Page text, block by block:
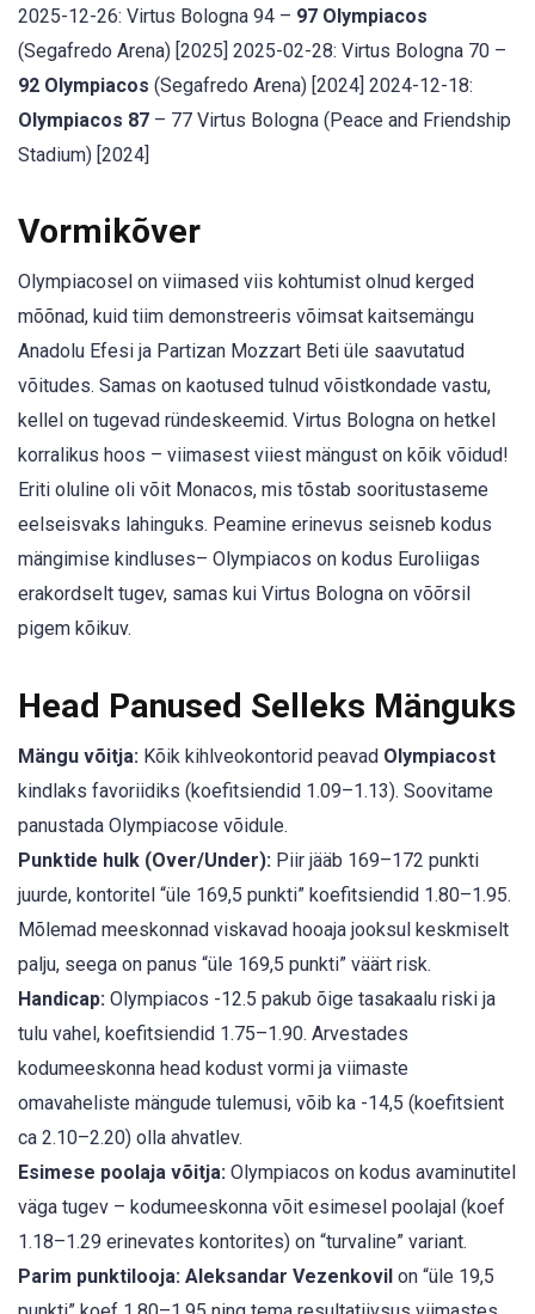
2025-12-26: Virtus Bologna 94 – 97 Olympiacos
(Segafredo Arena) [2025] 2025-02-28: Virtus Bologna 70 –
92 Olympiacos (Segafredo Arena) [2024] 2024-12-18:
Olympiacos 87 – 77 Virtus Bologna (Peace and Friendship
Stadium) [2024]
Vormikõver
Olympiacosel on viimased viis kohtumist olnud kerged
mõõnad, kuid tiim demonstreeris võimsat kaitsemängu
Anadolu Efesi ja Partizan Mozzart Beti üle saavutatud
võitudes. Samas on kaotused tulnud võistkondade vastu,
kellel on tugevad ründeskeemid. Virtus Bologna on hetkel
korralikus hoos – viimasest viiest mängust on kõik võidud!
Eriti oluline oli võit Monacos, mis tõstab sooritustaseme
eelseisvaks lahinguks. Peamine erinevus seisneb kodus
mängimise kindluses– Olympiacos on kodus Euroliigas
erakordselt tugev, samas kui Virtus Bologna on võõrsil
pigem kõikuv.
Head Panused Selleks Mänguks
Mängu võitja: Kõik kihlveokontorid peavad Olympiacost
kindlaks favoriidiks (koefitsiendid 1.09–1.13). Soovitame
panustada Olympiacose võidule.
Punktide hulk (Over/Under): Piir jääb 169–172 punkti
juurde, kontoritel “üle 169,5 punkti” koefitsiendid 1.80–1.95.
Mõlemad meeskonnad viskavad hooaja jooksul keskmiselt
palju, seega on panus “üle 169,5 punkti” väärt risk.
Handicap: Olympiacos -12.5 pakub õige tasakaalu riski ja
tulu vahel, koefitsiendid 1.75–1.90. Arvestades
kodumeeskonna head kodust vormi ja viimaste
omavaheliste mängude tulemusi, võib ka -14,5 (koefitsient
ca 2.10–2.20) olla ahvatlev.
Esimese poolaja võitja: Olympiacos on kodus avaminutitel
väga tugev – kodumeeskonna võit esimesel poolajal (koef
1.18–1.29 erinevates kontorites) on “turvaline” variant.
Parim punktilooja: Aleksandar Vezenkovil on “üle 19,5